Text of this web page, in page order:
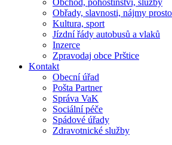
Obchod, pohostinství, služby
Obřady, slavnosti, nájmy
Kultura, sport
Jízdní řády autobusů a vlaků
Inzerce
Zpravodaj obce Prštice
Kontakt
Obecní úřad
Pošta Partner
Správa VaK
Sociální péče
Spádové úřady
Zdravotnické služby